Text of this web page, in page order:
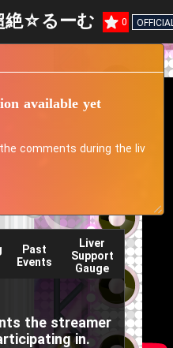
絶☆るーむ 0 OFFICIAL
Past
Events
Liver
Support
Gauge
the streamer
in.
available yet
comments during the liv